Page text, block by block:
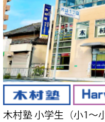
木村塾 小学生（小1～